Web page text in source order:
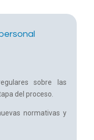
sobre las
del proceso.
normativas y